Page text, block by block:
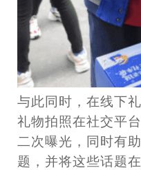
与此同时，在线下
礼物拍照在社交平
二次曝光，同时有
题，并将这些话题